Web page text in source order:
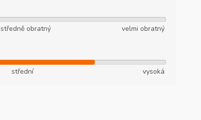
středně obratný
velmi obratný
střední vysoká